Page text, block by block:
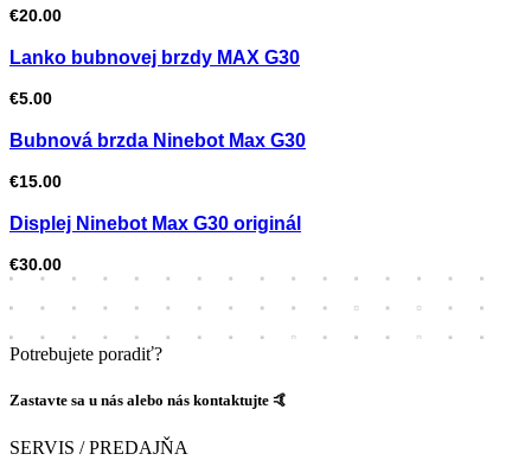
€20.00
Lanko bubnovej brzdy MAX G30
€5.00
Bubnová brzda Ninebot Max G30
€15.00
Displej Ninebot Max G30 originál
€30.00
Potrebujete poradiť?
Zastavte sa u nás alebo nás kontaktujte 🤙
SERVIS / PREDAJŇA